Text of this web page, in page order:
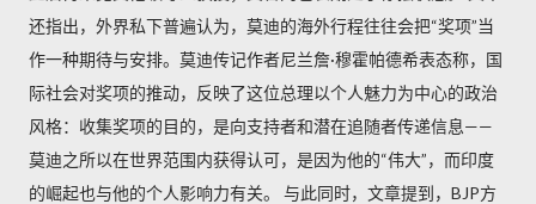
还指出，外界私下普遍认为，莫迪的海外行程往往会把“奖项”当
作一种期待与安排。莫迪传记作者尼兰詹·穆霍帕德希表态称，国
际社会对奖项的推动，反映了这位总理以个人魅力为中心的政治
风格：收集奖项的目的，是向支持者和潜在追随者传递信息——
莫迪之所以在世界范围内获得认可，是因为他的“伟大”，而印度
的崛起也与他的个人影响力有关。 与此同时，文章提到，BJP方